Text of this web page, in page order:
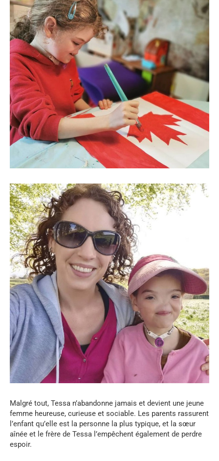
Malgré tout, Tessa n’abandonne jamais et devient une jeune
femme heureuse, curieuse et sociable. Les parents rassurent
l’enfant qu’elle est la personne la plus typique, et la sœur
aînée et le frère de Tessa l’empêchent également de perdre
espoir.